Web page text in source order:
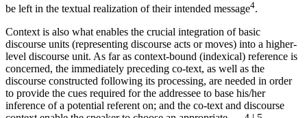
be left in the textual realization of their intended message4.
Context is also what enables the crucial integration of basic
discourse units (representing discourse acts or moves) into a higher-
level discourse unit. As far as context-bound (indexical) reference is
concerned, the immediately preceding co-text, as well as the
discourse constructed following its processing, are needed in order
to provide the cues required for the addressee to base his/her
inference of a potential referent on; and the co-text and discourse